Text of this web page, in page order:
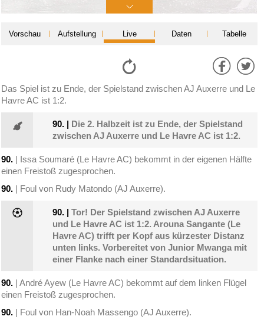
Vorschau Aufstellung Live Daten Tabelle
Das Spiel ist zu Ende, der Spielstand zwischen AJ Auxerre und Le
Havre AC ist 1:2.
90. | Die 2. Halbzeit ist zu Ende, der Spielstand
zwischen AJ Auxerre und Le Havre AC ist 1:2.
90. | Issa Soumaré (Le Havre AC) bekommt in der eigenen Hälfte
einen Freistoß zugesprochen.
90. | Foul von Rudy Matondo (AJ Auxerre).
90. |Tor! Der Spielstand zwischen AJ Auxerre
und Le Havre AC ist 1:2. Arouna Sangante (Le
Havre AC) trifft per Kopf aus kürzester Distanz
unten links. Vorbereitet von Junior Mwanga mit
einer Flanke nach einer Standardsituation.
90. | André Ayew (Le Havre AC) bekommt auf dem linken Flügel
einen Freistoß zugesprochen.
90. | Foul von Han-Noah Massengo (AJ Auxerre).